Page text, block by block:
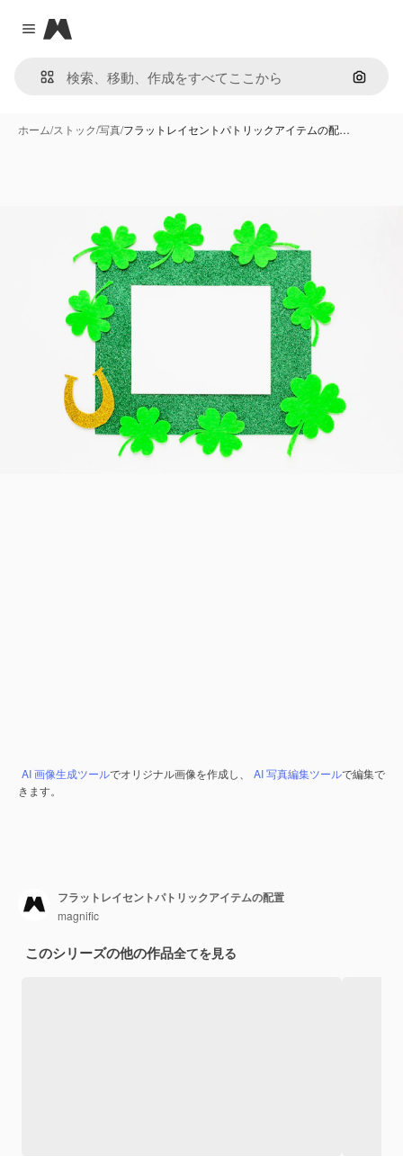
Close menu
Magnific
画像で
ホーム/ストック/写真/フラットレイセントパトリックアイテムの配…
AI 画像生成ツールでオリジナル画像を作成し、 AI 写真編集ツールで編集で
きます。
フラットレイセントパトリックアイテムの配置
magnific
このシリーズの他の作品全てを見る